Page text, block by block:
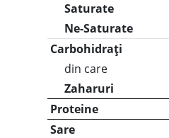
Saturate
Ne-Saturate
Carbohidrați
din care
Zaharuri
Proteine
Sare